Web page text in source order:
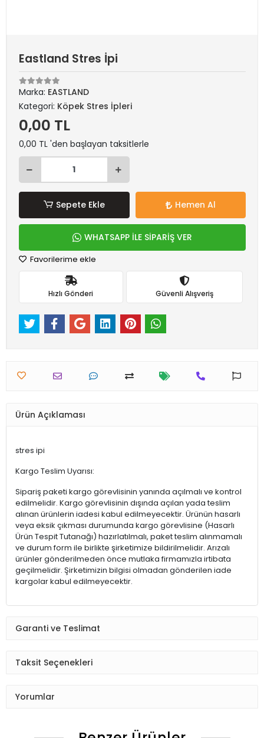
Eastland Stres İpi
Marka: EASTLAND
Kategori: Köpek Stres İpleri
0,00 TL
0,00 TL 'den başlayan taksitlerle
Sepete Ekle Hemen Al
WHATSAPP İLE SİPARİŞ VER
Favorilerime ekle
Hızlı Gönderi Güvenli Alışveriş
Ürün Açıklaması
stres ipi
Kargo Teslim Uyarısı:
Sipariş paketi kargo görevlisinin yanında açılmalı ve kontrol
edilmelidir. Kargo görevlisinin dışında açılan yada teslim
alınan ürünlerin iadesi kabul edilmeyecektir. Ürünün hasarlı
veya eksik çıkması durumunda kargo görevlisine (Hasarlı
Ürün Tespit Tutanağı) hazırlatılmalı, paket teslim alınmamalı
ve durum form ile birlikte şirketimize bildirilmelidir. Arızalı
ürünler gönderilmeden önce mutlaka firmamızla irtibata
geçilmelidir. Şirketimizin bilgisi olmadan gönderilen iade
kargolar kabul edilmeyecektir.
Garanti ve Teslimat
Taksit Seçenekleri
Yorumlar